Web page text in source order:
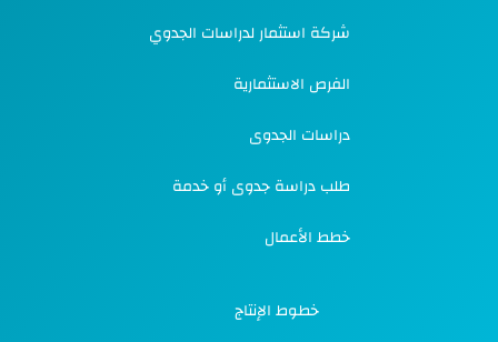
شركة استثمار لدراسات الجدوي
الفرص الاستثمارية
دراسات الجدوى
طلب دراسة جدوى أو خدمة
خطط الأعمال
خطوط الإنتاج